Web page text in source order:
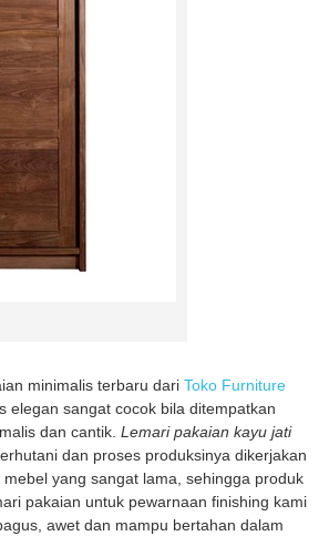
minimalis terbaru dari Toko Furniture
elegan sangat cocok bila ditempatkan
dan cantik. Lemari pakaian kayu jati
dan proses produksinya dikerjakan
yang sangat lama, sehingga produk
pakaian untuk pewarnaan finishing kami
awet dan mampu bertahan dalam